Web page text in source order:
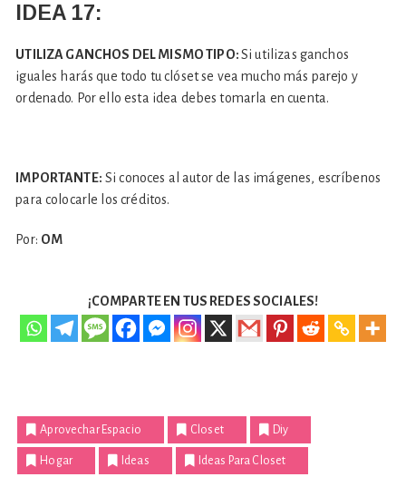
IDEA 17:
UTILIZA GANCHOS DEL MISMO TIPO:Si utilizas ganchos
iguales harás que todo tu clóset se vea mucho más parejo y
ordenado. Por ello esta idea debes tomarla en cuenta.
IMPORTANTE: Si conoces al autor de las imágenes, escríbenos
para colocarle los créditos.
Por: OM
¡COMPARTE EN TUS REDES SOCIALES!
Aprovechar Espacio Closet Diy
Hogar Ideas Ideas Para Closet